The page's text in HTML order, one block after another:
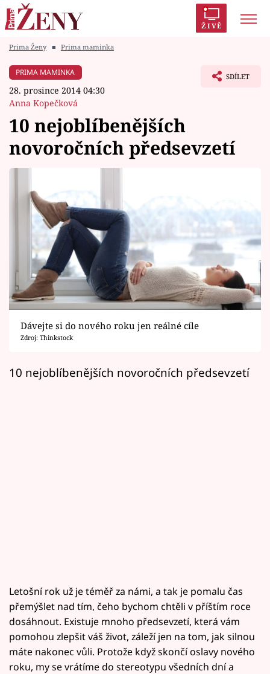
ŽIVĚ
Módní alarm
Zrádci
Témata
Vztahy
Seriály
Horoskopy
Sledujte prima+
Filmový festival Karlovy Vary
Prima Ženy ■ Prima maminka
PRIMA MAMINKA
28. prosince 2014 04:30
Anna Kopečková
SDÍLET
10 nejoblíbenějších
novoročních předsevzetí
Dávejte si do nového roku jen reálné cíle
Zdroj: Thinkstock
10 nejoblíbenějších novoročních předsevzetí
Letošní rok už je téměř za námi, a tak je pomalu čas
přemýšlet nad tím, čeho bychom chtěli v příštím roce
dosáhnout. Existuje mnoho předsevzetí, která vám
pomohou zlepšit váš život, záleží jen na tom, jak silnou
máte nakonec vůli. Protože když skončí oslavy nového
roku, my se vrátíme do stereotypu všedních dní a